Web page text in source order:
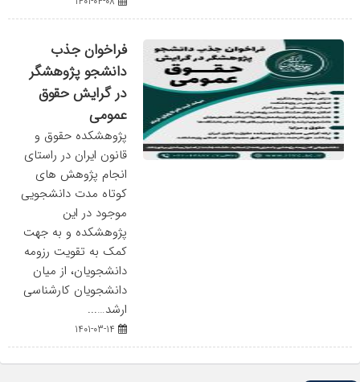
فراخوان جذب
دانشجو پژوهشگر
در گرایش حقوق
عمومی
پژوهشکده حقوق و
قانون ایران در راستای
انجام پژوهش های
کوتاه مدت دانشجویی
موجود در این
پژوهشکده و به جهت
کمک به تقویت رزومه
دانشجویان، از میان
دانشجویان کارشناسی
ارشد…...